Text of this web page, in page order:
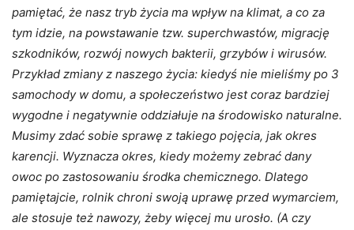
pamiętać, że nasz tryb życia ma wpływ na klimat, a co za
tym idzie, na powstawanie tzw. superchwastów, migrację
szkodników, rozwój nowych bakterii, grzybów i wirusów.
Przykład zmiany z naszego życia: kiedyś nie mieliśmy po 3
samochody w domu, a społeczeństwo jest coraz bardziej
wygodne i negatywnie oddziałuje na środowisko naturalne.
Musimy zdać sobie sprawę z takiego pojęcia, jak okres
karencji. Wyznacza okres, kiedy możemy zebrać dany
owoc po zastosowaniu środka chemicznego. Dlatego
pamiętajcie, rolnik chroni swoją uprawę przed wymarciem,
ale stosuje też nawozy, żeby więcej mu urosło. (A czy